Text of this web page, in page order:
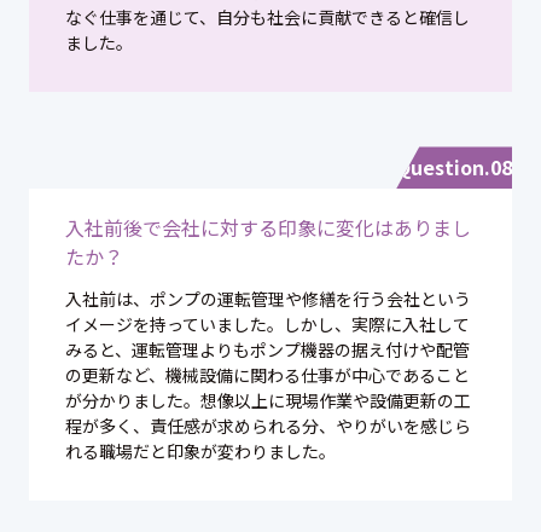
なぐ仕事を通じて、自分も社会に貢献できると確信し
ました。
Question.08
入社前後で会社に対する印象に変化はありまし
たか？
入社前は、ポンプの運転管理や修繕を行う会社という
イメージを持っていました。しかし、実際に入社して
みると、運転管理よりもポンプ機器の据え付けや配管
の更新など、機械設備に関わる仕事が中心であること
が分かりました。想像以上に現場作業や設備更新の工
程が多く、責任感が求められる分、やりがいを感じら
れる職場だと印象が変わりました。